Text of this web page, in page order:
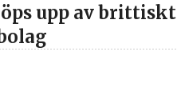
upp av brittiskt